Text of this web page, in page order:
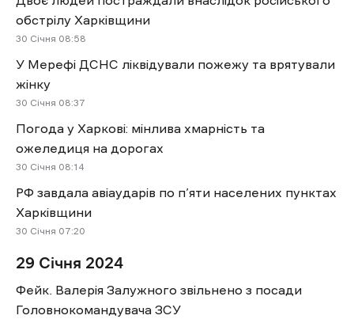
обстрілу Харківщини
30 Січня 08:58
У Мерефі ДСНС ліквідували пожежу та врятували
жінку
30 Січня 08:37
Погода у Харкові: мінлива хмарність та
ожеледиця на дорогах
30 Січня 08:14
РФ завдала авіаударів по п’яти населених пунктах
Харківщини
30 Січня 07:20
29 Січня 2024
Фейк. Валерія Залужного звільнено з посади
Головнокомандувача ЗСУ